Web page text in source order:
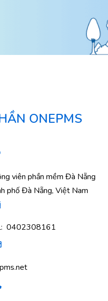
ONEPMS
viên phần mềm Đà Nẵng
phố Đà Nẵng, Việt Nam
0402308161